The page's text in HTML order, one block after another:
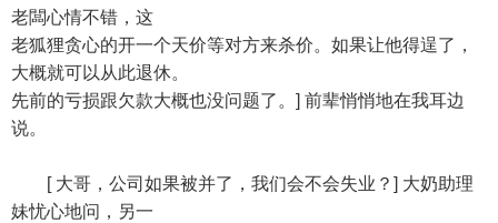
老闆心情不错，这
老狐狸贪心的开一个天价等对方来杀价。如果让他得逞了，
大概就可以从此退休。
先前的亏损跟欠款大概也没问题了。] 前辈悄悄地在我耳边
说。
[ 大哥，公司如果被并了，我们会不会失业？] 大奶助理
妹忧心地问，另一